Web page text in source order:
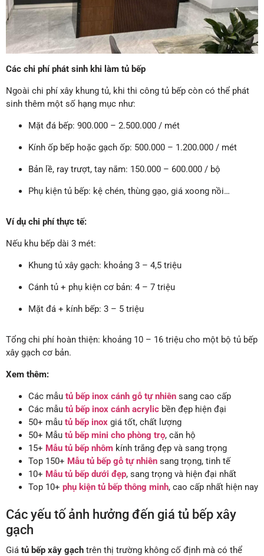
Các chi phí phát sinh khi làm tủ bếp
Ngoài chi phí xây khung tủ, khi thi công tủ bếp còn có thể phát
sinh thêm một số hạng mục như:
Mặt đá bếp: 900.000 – 2.500.000 / mét
Kính ốp bếp hoặc gạch ốp: 500.000 – 1.200.000 / mét
Bản lề, ray trượt, tay nắm: 150.000 – 600.000 / bộ
Phụ kiện tủ bếp: kệ chén, thùng gạo, giá xoong nồi…
Ví dụ chi phí thực tế:
Nếu khu bếp dài 3 mét:
Khung tủ xây gạch: khoảng 3 – 4,5 triệu
Cánh tủ + phụ kiện cơ bản: 4 – 7 triệu
Mặt đá + kính bếp: 3 – 5 triệu
Tổng chi phí hoàn thiện: khoảng 10 – 16 triệu cho một bộ tủ bếp
xây gạch cơ bản.
Xem thêm:
Các mẫu tủ bếp inox cánh gỗ tự nhiênsang cao cấp
Các mẫu tủ bếp inox cánh acrylicbền đẹp hiện đại
50+ mẫu tủ bếp inoxgiá tốt, chất lượng
50+ Mẫu tủ bếp mini cho phòng trọ, căn hộ
15+ Mẫu tủ bếp nhômkính trắng đẹp và sang trọng
Top 150+ Mẫu tủ bếp gỗ tự nhiênsang trọng, tinh tế
10+ Mẫu tủ bếp dưới đẹp, sang trọng và hiện đại nhất
Top 10+ phụ kiện tủ bếp thông minh, cao cấp nhất hiện nay
Các yếu tố ảnh hưởng đến giá tủ bếp xây
gạch
Giá tủ bếp xây gạch trên thị trường không cố định mà có thể